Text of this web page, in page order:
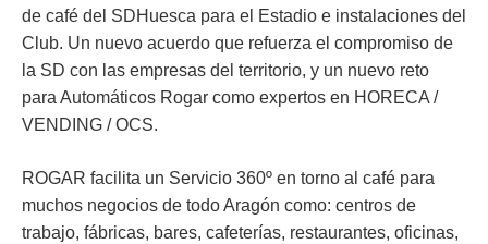
de café del SDHuesca para el Estadio e instalaciones del
Club. Un nuevo acuerdo que refuerza el compromiso de
la SD con las empresas del territorio, y un nuevo reto
para Automáticos Rogar como expertos en HORECA /
VENDING / OCS.
ROGAR facilita un Servicio 360º en torno al café para
muchos negocios de todo Aragón como: centros de
trabajo, fábricas, bares, cafeterías, restaurantes, oficinas,